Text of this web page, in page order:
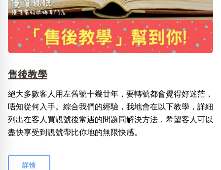
售後教學
絕大多數客人用左舊號十幾廿年，要轉號都會覺得好迷茫，
唔知從何入手。綜合我們的經驗，我地會在以下教學，詳細
列出在客人買靚號後常遇的問題同解決方法，希望客人可以
盡快享受到靚號帶比你地的無限快感。
詳情